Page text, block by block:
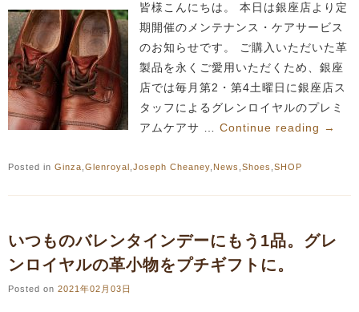
皆様こんにちは。 本日は銀座店より定
期開催のメンテナンス・ケアサービス
のお知らせです。 ご購入いただいた革
製品を永くご愛用いただくため、銀座
店では毎月第2・第4土曜日に銀座店ス
タッフによるグレンロイヤルのプレミ
アムケアサ … Continue reading →
Posted in Ginza Glenroyal Joseph Cheaney News Shoes SHOP
いつものバレンタインデーにもう1品。グレ
ンロイヤルの革小物をプチギフトに。
Posted on 2021年02月03日